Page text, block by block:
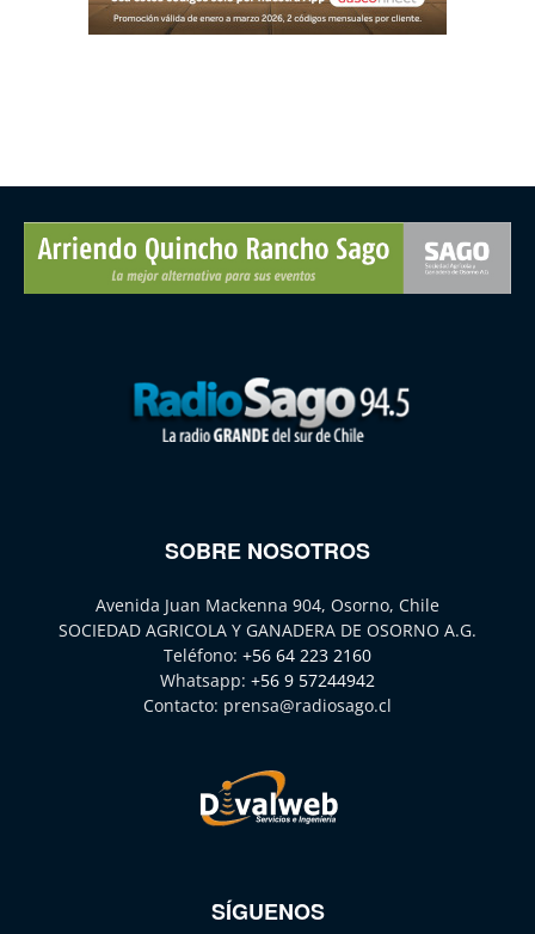
SOBRE NOSOTROS
Avenida Juan Mackenna 904, Osorno, Chile
SOCIEDAD AGRICOLA Y GANADERA DE OSORNO A.G.
Teléfono: +56 64 223 2160
Whatsapp: +56 9 57244942
Contacto: prensa@radiosago.cl
SÍGUENOS